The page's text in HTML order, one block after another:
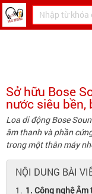
Sở hữu Bose
nước siêu bền,
Loa di động Bose
âm thanh và phần
trong một thân máy
NỘI DUNG BÀI
1. Công nghệ